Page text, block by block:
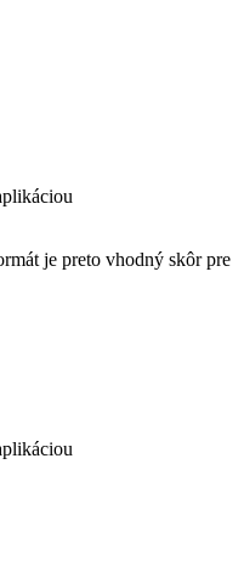
je preto vhodný skôr pre